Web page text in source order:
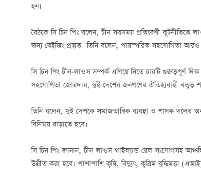
হন।
বৈঠকে সি চিন পিং বলেন, চীন সবসময় প্রতিবেশী কূটনীতিতে
জন্য বেইজিং প্রস্তুত। তিনি বলেন, পারস্পরিক সহযোগিতা
সি চিন পিং চীন-লাওস সম্পর্ক এগিয়ে নিতে চারটি গুরুত্বপূর্ণ
সহযোগিতা জোরদার, দুই দেশের জনগণের ঐতিহ্যবাহী বন্ধুত্ব
তিনি বলেন, দুই দেশকে সমাজতান্ত্রিক ব্যবস্থা ও শাসক দলের
বিনিময় বাড়াতে হবে।
সি চিন পিং জানান, চীন-লাওস-থাইল্যান্ড রেল সংযোগসহ
উন্নীত করা হবে। পাশাপাশি কৃষি, বিদ্যুৎ, কৃত্রিম বুদ্ধিমত্তা